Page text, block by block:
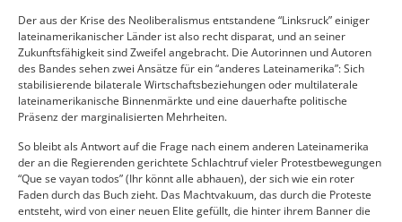
Der aus der Krise des Neoliberalismus entstandene “Linksruck” einiger
lateinamerikanischer Länder ist also recht disparat, und an seiner
Zukunftsfähigkeit sind Zweifel angebracht. Die Autorinnen und Autoren
des Bandes sehen zwei Ansätze für ein “anderes Lateinamerika”: Sich
stabilisierende bilaterale Wirtschaftsbeziehungen oder multilaterale
lateinamerikanische Binnenmärkte und eine dauerhafte politische
Präsenz der marginalisierten Mehrheiten.
So bleibt als Antwort auf die Frage nach einem anderen Lateinamerika
der an die Regierenden gerichtete Schlachtruf vieler Protestbewegungen
“Que se vayan todos” (Ihr könnt alle abhauen), der sich wie ein roter
Faden durch das Buch zieht. Das Machtvakuum, das durch die Proteste
entsteht, wird von einer neuen Elite gefüllt, die hinter ihrem Banner die